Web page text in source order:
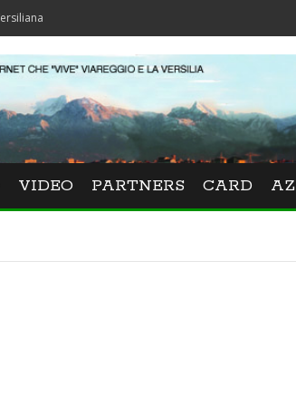
VIDEO PARTNERS CARD